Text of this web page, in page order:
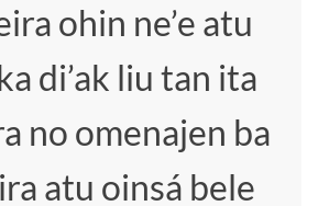
ohin ne’e atu
di’ak liu tan ita
no omenajen ba
atu oinsá bele